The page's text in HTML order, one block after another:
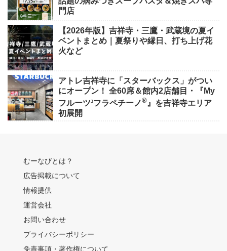
門店
【2026年版】吉祥寺・三鷹・武蔵境の夏イ
ベントまとめ｜夏祭りや縁日、打ち上げ花
火など
アトレ吉祥寺に「スターバックス」がつい
にオープン！ 全60席＆館内2店舗目・『My
フルーツ³フラペチーノ® 』を吉祥寺エリア
初展開
むーなびとは？
広告掲載について
情報提供
運営会社
お問い合わせ
プライバシーポリシー
免責事項・著作権について